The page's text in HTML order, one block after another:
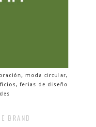
moda circular,
ferias de diseño
BRAND